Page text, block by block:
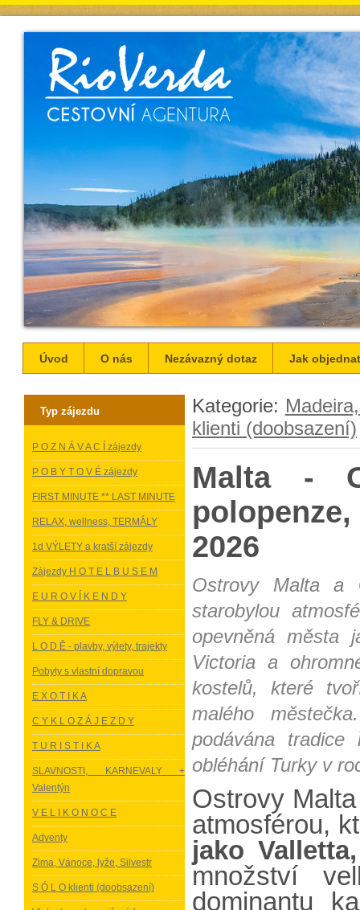
Úvod O nás Nezávazný dotaz Jak
Typ zájezdu
P O Z N Á V A C Í zájezdy
P O B Y T O V É zájezdy
FIRST MINUTE ** LAST MINUTE
RELAX, wellness, TERMÁLY
1d VÝLETY a kratší zájezdy
Zájezdy H O T E L B U S E M
E U R O V Í K E N D Y
FLY & DRIVE
L O D Ě - plavby, výlety, trajekty
Pobyty s vlastní dopravou
E X O T I K A
C Y K L O Z Á J E Z D Y
T U R I S T I K A
SLAVNOSTI, KARNEVALY +
Valentýn
V E L I K O N O C E
Adventy
Zima, Vánoce, lyže, Silvestr
S Ó L O klienti (doobsazení)
Kategorie:
klienti (doobsazení)
Malta -
2026
Ostrovy Malta a
starobylou
opevněná města
Victoria a
kostelů, které
malého
podávána
obléhání Turky v
Ostrovy
atmosférou,
jako
množství
dominantu